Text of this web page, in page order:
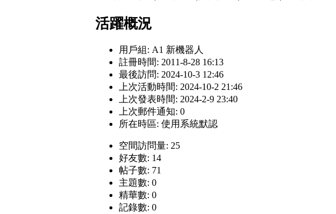
活躍概況
用戶組: A1 新機器人
註冊時間: 2011-8-28 16:13
最後訪問: 2024-10-3 12:46
上次活動時間: 2024-10-2 21:46
上次發表時間: 2024-2-9 23:40
上次郵件通知: 0
所在時區: 使用系統默認
空間訪問量: 25
好友數: 14
帖子數: 71
主題數: 0
精華數: 0
記錄數: 0